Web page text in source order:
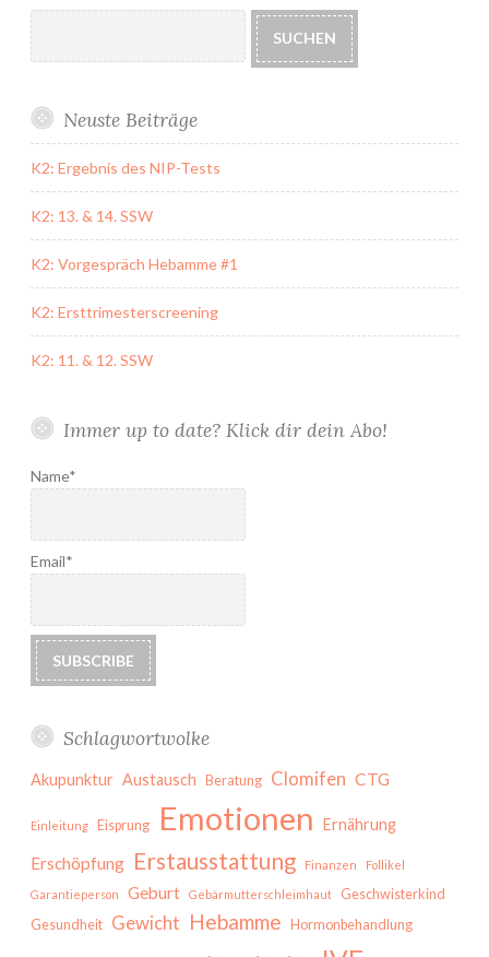
SUCHEN
Neuste Beiträge
K2: Ergebnis des NIP-Tests
K2: 13. & 14. SSW
K2: Vorgespräch Hebamme #1
K2: Ersttrimesterscreening
K2: 11. & 12. SSW
Immer up to date? Klick dir dein Abo!
Name*
Email*
Schlagwortwolke
Akupunktur Austausch Beratung Clomifen CTG
Einleitung Eisprung Emotionen Ernährung
Erschöpfung Erstausstattung Finanzen Follikel
Garantieperson Geburt Gebärmutterschleimhaut
Geschwisterkind
Gesundheit Gewicht Hebamme Hormonbehandlung